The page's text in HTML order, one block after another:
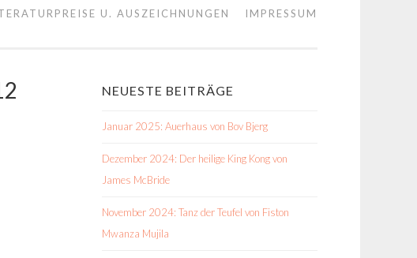
U. AUSZEICHNUNGEN IMPRESSUM
NEUESTE BEITRÄGE
Januar 2025: Auerhaus von Bov Bjerg
Dezember 2024: Der heilige King Kong von
James McBride
November 2024: Tanz der Teufel von Fiston
Mwanza Mujila